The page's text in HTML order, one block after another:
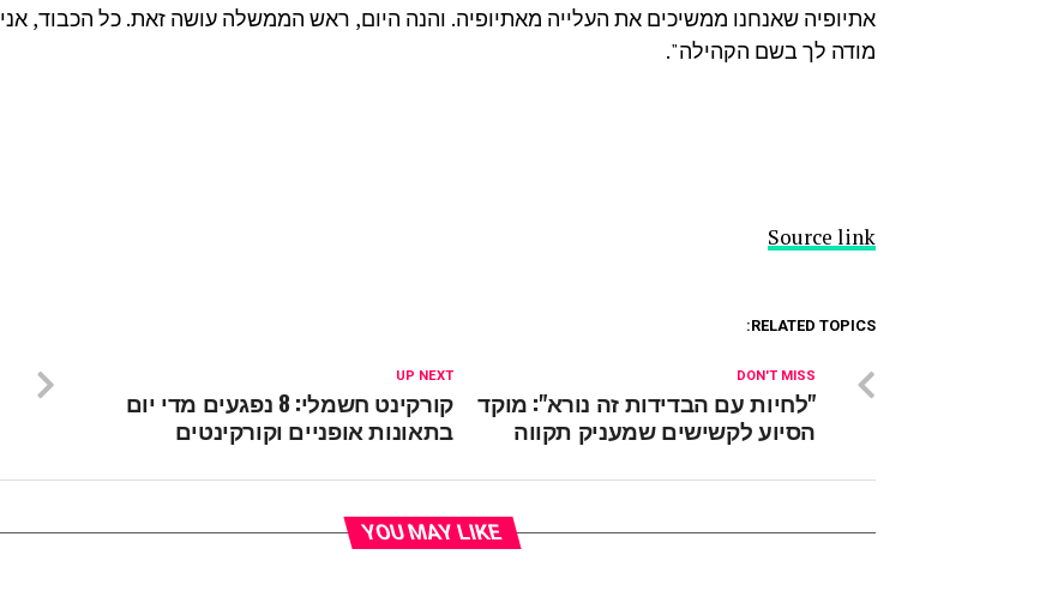
אתיופיה שאנחנו ממשיכים את העלייה מאתיופיה. והנה היום, ראש הממשלה עושה זאת. כל הכבוד, אני
מודה לך בשם הקהילה".
Source link
RELATED TOPICS:
UP NEXT
קורקינט חשמלי: 8 נפגעים מדי יום
בתאונות אופניים וקורקינטים
DON'T MISS
"לחיות עם הבדידות זה נורא": מוקד
הסיוע לקשישים שמעניק תקווה
YOU MAY LIKE